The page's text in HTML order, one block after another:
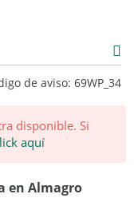
de aviso: 69WP_34
disponible. Si
aquí
en Almagro